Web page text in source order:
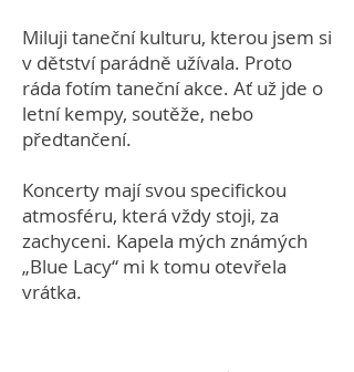
Miluji taneční kulturu, kterou jsem si
v dětství parádně užívala. Proto
ráda fotím taneční akce. Ať už jde o
letní kempy, soutěže, nebo
předtančení.
Koncerty mají svou specifickou
atmosféru, která vždy stoji, za
zachyceni. Kapela mých známých
„Blue Lacy“ mi k tomu otevřela
vrátka.